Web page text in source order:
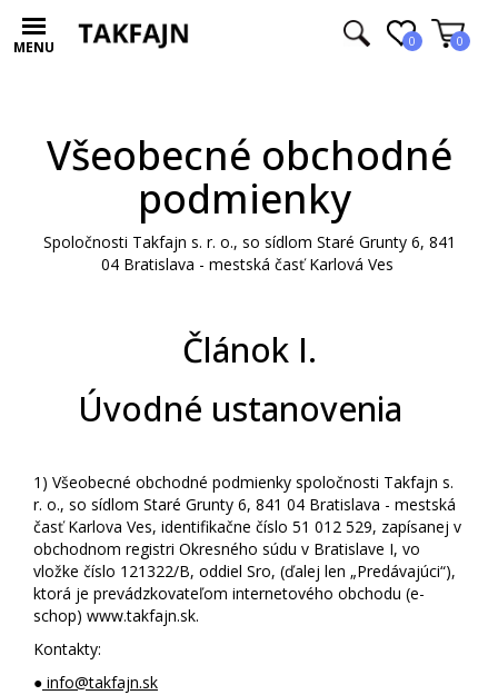
MENU 0 0
Všeobecné obchodné
podmienky
Spoločnosti Takfajn s. r. o., so sídlom Staré Grunty 6, 841
04 Bratislava - mestská časť Karlová Ves
Článok I.
Úvodné ustanovenia
1) Všeobecné obchodné podmienky spoločnosti Takfajn s.
r. o., so sídlom Staré Grunty 6, 841 04 Bratislava - mestská
časť Karlova Ves, identifikačne číslo 51 012 529, zapísanej v
obchodnom registri Okresného súdu v Bratislave I, vo
vložke číslo 121322/B, oddiel Sro, (ďalej len „Predávajúci“),
ktorá je prevádzkovateľom internetového obchodu (e-
schop) www.takfajn.sk.
Kontakty:
● info@takfajn.sk